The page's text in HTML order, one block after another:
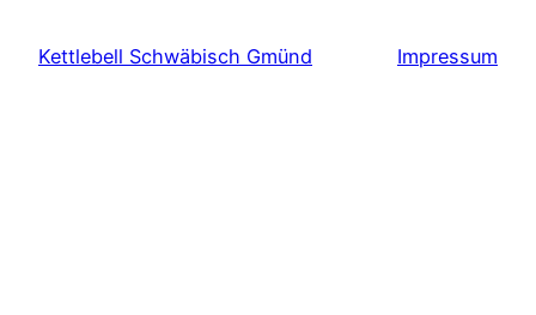
Kettlebell Schwäbisch Gmünd Impressum